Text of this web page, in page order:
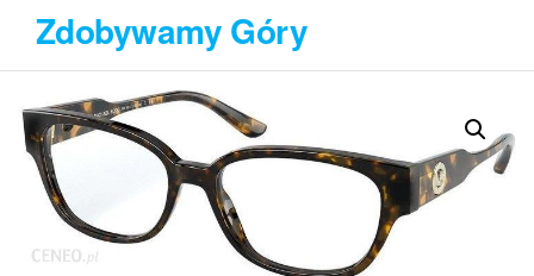
Przejdź
treści
Zdobywamy Góry